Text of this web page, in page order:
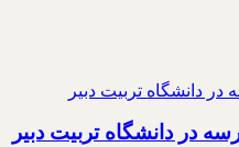
در دانشگاه تربیت دبیر